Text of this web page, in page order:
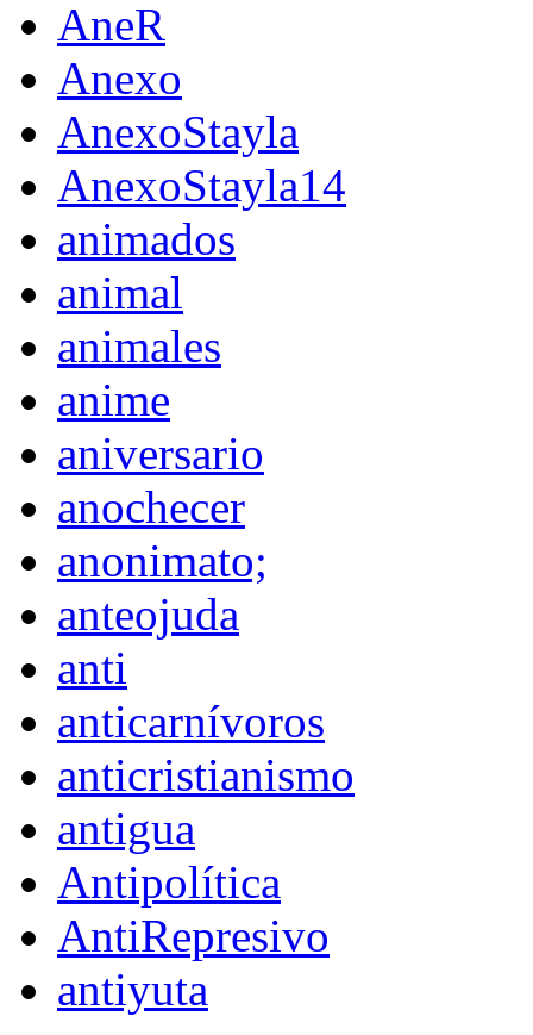
AneR
Anexo
AnexoStayla
AnexoStayla14
animados
animal
animales
anime
aniversario
anochecer
anonimato;
anteojuda
anti
anticarnívoros
anticristianismo
antigua
Antipolítica
AntiRepresivo
antiyuta